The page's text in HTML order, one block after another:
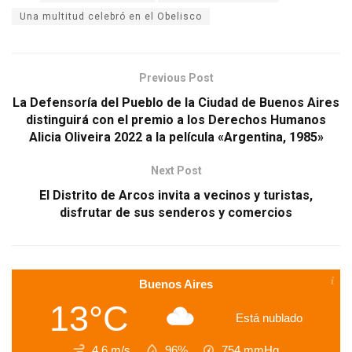
Una multitud celebró en el Obelisco
Previous Post
La Defensoría del Pueblo de la Ciudad de Buenos Aires
distinguirá con el premio a los Derechos Humanos
Alicia Oliveira 2022 a la película «Argentina, 1985»
Next Post
El Distrito de Arcos invita a vecinos y turistas,
disfrutar de sus senderos y comercios
Buenos Aires
13°C Está nublado